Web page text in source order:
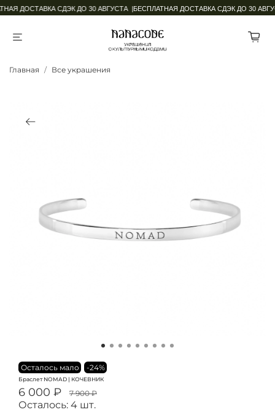
ДОСТАВКА СДЭК ДО 30 АВГУСТА | БЕСПЛАТНАЯ ДОСТАВКА СДЭК ДО 30
Главная Все украшения
Осталось мало -24%
Браслет NOMAD | КОЧЕВНИК
6 000 ₽ 7 900 ₽
Осталось: 4 шт.